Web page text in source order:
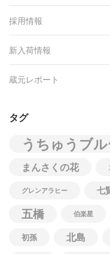
採用情報
新入荷情報
蔵元レポート
タグ
うちゅうブ
まんさくの花
グレンアラヒー 七
五橋
伯楽星
初孫 北島